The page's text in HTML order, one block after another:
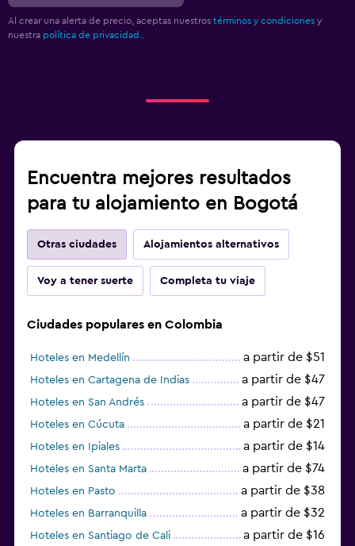
Al crear una alerta de precio, aceptas nuestros términos y condiciones y
nuestra política de privacidad.
Encuentra mejores resultados
para tu alojamiento en Bogotá
Otras ciudades Alojamientos alternativos
Voy a tener suerte Completa tu viaje
Ciudades populares en Colombia
Hoteles en Medellín a partir de $51
Hoteles en Cartagena de Indias a partir de $47
Hoteles en San Andrés a partir de $47
Hoteles en Cúcuta a partir de $21
Hoteles en Ipiales a partir de $14
Hoteles en Santa Marta a partir de $74
Hoteles en Pasto a partir de $38
Hoteles en Barranquilla a partir de $32
Hoteles en Santiago de Cali a partir de $16